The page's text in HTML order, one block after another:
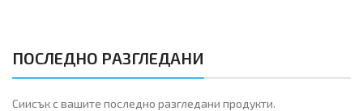
ПОСЛЕДНО РАЗГЛЕДАНИ
Сиисък с вашите последно разгледани продукти.